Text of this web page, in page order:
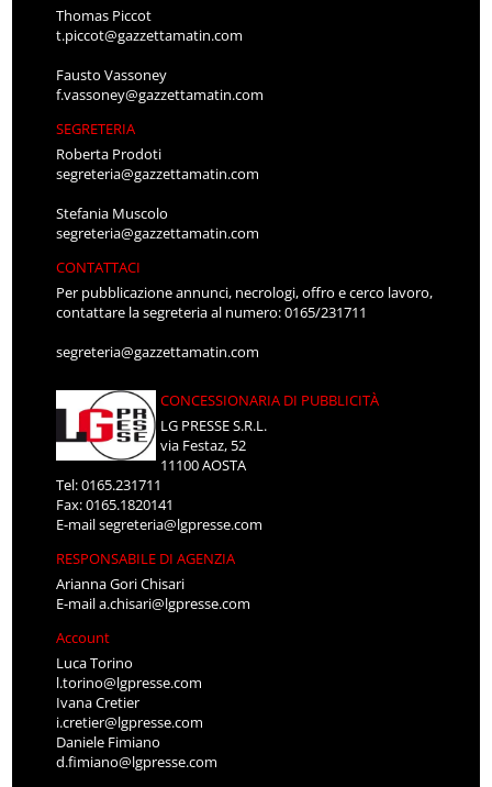
Thomas Piccot
t.piccot@gazzettamatin.com
Fausto Vassoney
f.vassoney@gazzettamatin.com
SEGRETERIA
Roberta Prodoti
segreteria@gazzettamatin.com
Stefania Muscolo
segreteria@gazzettamatin.com
CONTATTACI
Per pubblicazione annunci, necrologi, offro e cerco lavoro,
contattare la segreteria al numero: 0165/231711
segreteria@gazzettamatin.com
CONCESSIONARIA DI PUBBLICITÀ
LG PRESSE S.R.L.
via Festaz, 52
11100 AOSTA
Tel: 0165.231711
Fax: 0165.1820141
E-mailsegreteria@lgpresse.com
RESPONSABILE DI AGENZIA
Arianna Gori Chisari
E-maila.chisari@lgpresse.com
Account
Luca Torino
l.torino@lgpresse.com
Ivana Cretier
i.cretier@lgpresse.com
Daniele Fimiano
d.fimiano@lgpresse.com